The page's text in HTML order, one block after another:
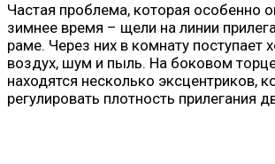
Частая проблема, которая особенно
зимнее время – щели на линии
раме. Через них в комнату поступает
воздух, шум и пыль. На боковом
находятся несколько эксцентриков,
регулировать плотность прилегания